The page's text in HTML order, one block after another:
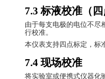
7.3标液校准（四
由于每支电极的电位不尽
行校准。
本仪表支持四点标定，标
7.4现场校准
将实验室或便携式仪器化